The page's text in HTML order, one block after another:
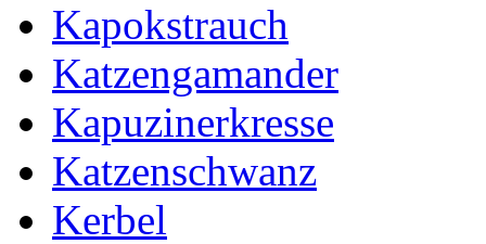
Kapokstrauch
Katzengamander
Kapuzinerkresse
Katzenschwanz
Kerbel